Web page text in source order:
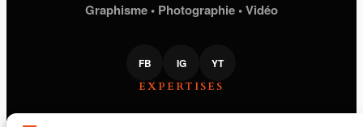
Graphisme • Photographie • Vidéo
FB IG
YT
EXPERTISES